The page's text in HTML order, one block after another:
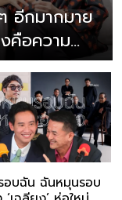
อีกมากมาย
คือความ
อบฉัน ฉันหมุนรอบ